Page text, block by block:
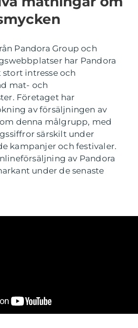
Pandora Group och
har Pandora
intresse och
mat- och
Företaget har
av försäljningen av
denna målgrupp, med
särskilt under
kampanjer och festivaler.
av Pandora
under de senaste